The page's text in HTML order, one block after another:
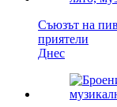
Съюзът на
приятели
Днес